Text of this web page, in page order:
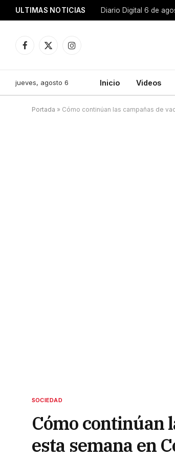
ULTIMAS NOTICIAS Diario Digital 6 de
Facebook
X
Instagram
jueves, agosto 6 Inicio Videos
Portada » Cómo continúan las campañas de
SOCIEDAD
Cómo continúan
esta semana en